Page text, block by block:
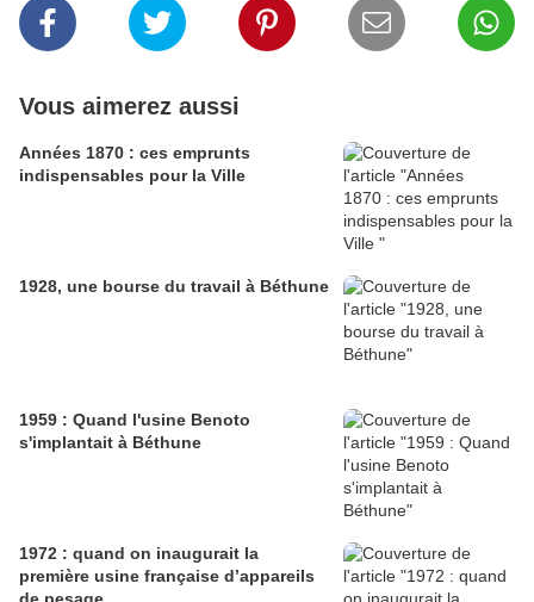
Vous aimerez aussi
Années 1870 : ces emprunts
indispensables pour la Ville
1928, une bourse du travail à Béthune
1959 : Quand l'usine Benoto
s'implantait à Béthune
1972 : quand on inaugurait la
première usine française d’appareils